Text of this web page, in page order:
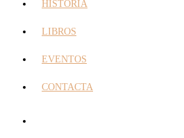
HISTORIA
LIBROS
EVENTOS
CONTACTA